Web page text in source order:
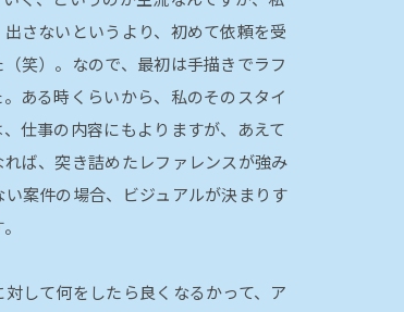
さないというより、初めて依頼を受
笑）。なので、最初は手描きでラフ
ある時くらいから、私のそのスタイ
仕事の内容にもよりますが、あえて
ば、突き詰めたレファレンスが強み
案件の場合、ビジュアルが決まりす
して何をしたら良くなるかって、ア